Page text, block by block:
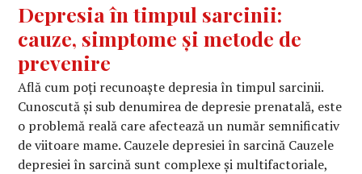
Depresia în timpul sarcinii:
cauze, simptome și metode de
prevenire
Află cum poți recunoaște depresia în timpul sarcinii.
Cunoscută și sub denumirea de depresie prenatală, este
o problemă reală care afectează un număr semnificativ
de viitoare mame. Cauzele depresiei în sarcină Cauzele
depresiei în sarcină sunt complexe și multifactoriale,